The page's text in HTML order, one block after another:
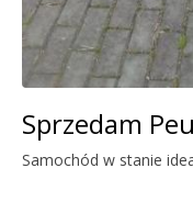
Sprzedam
Samochód w stanie